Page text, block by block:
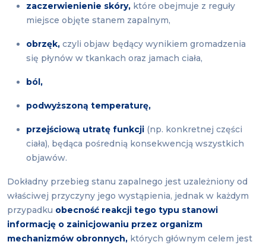
zaczerwienienie skóry, które obejmuje z reguły
miejsce objęte stanem zapalnym,
obrzęk, czyli objaw będący wynikiem gromadzenia
się płynów w tkankach oraz jamach ciała,
ból,
podwyższoną temperaturę,
przejściową utratę funkcji (np. konkretnej części
ciała), będąca pośrednią konsekwencją wszystkich
objawów.
Dokładny przebieg stanu zapalnego jest uzależniony od
właściwej przyczyny jego wystąpienia, jednak w każdym
przypadku obecność reakcji tego typu stanowi
informację o zainicjowaniu przez organizm
mechanizmów obronnych, których głównym celem jest